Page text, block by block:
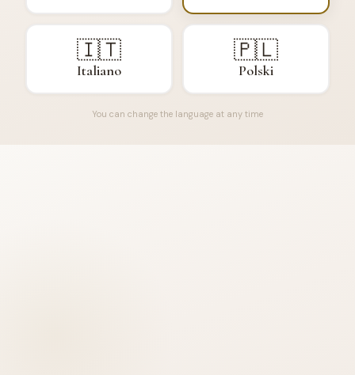
🇮🇹
Italiano
🇵🇱
Polski
You can change the language at any time